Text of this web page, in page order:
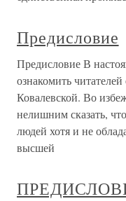
Предисловие
Предисловие В
ознакомить
Ковалевской. Во
нелишним сказать,
людей хотя и не
высшей